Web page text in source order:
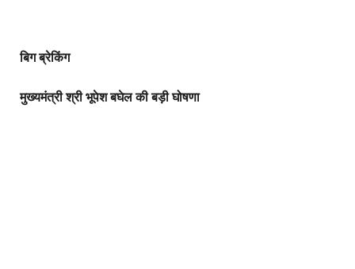
बिग ब्रेकिंग
मुख्यमंत्री श्री भूपेश बघेल की बड़ी घोषणा